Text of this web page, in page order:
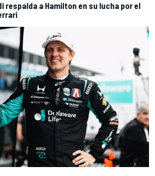
respalda a Hamilton en su lucha por el